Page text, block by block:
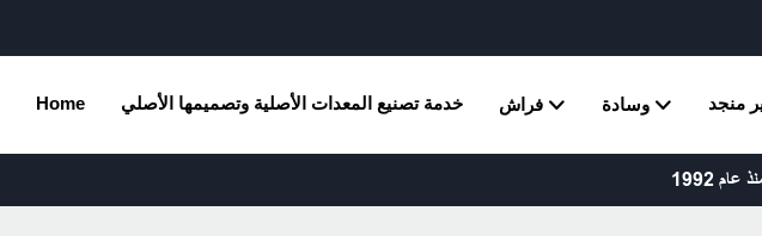
Home خدمة تصنيع المعدات الأصلية وتصميمها الأصلي فراش وسادة منجد
1992